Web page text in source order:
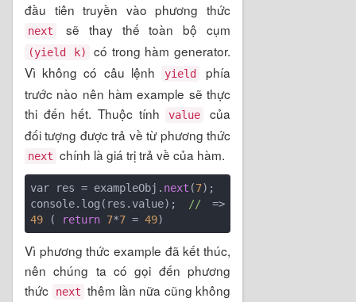
đầu tiên truyền vào phương thức
next sẽ thay thế toàn bộ cụm
(yield k)
có trong hàm generator.
Vì không có câu lệnh
yield
phía
trước nào nên hàm example sẽ thực
thi đến hết. Thuộc tính
value
của
đối tượng được trả về từ phương thức
next chính là giá trị trả về của hàm.
var res = exampleObj. next (7);
console.log(res.value); //
=>
49 ( return 7*7 = 49
Vì phương thức example đã kết thúc,
nên chúng ta có gọi đến phương
thức
next thêm lần nữa cũng không